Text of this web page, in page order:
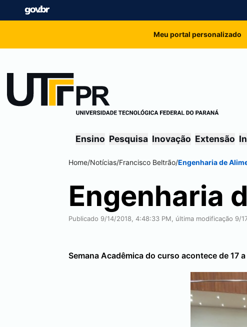
Meu portal personalizado
Ensino Pesquisa Inovação Extensão
Home/Notícias/Francisco Beltrão/Engenharia de
Engenharia
Publicado 9/14/2018, 4:48:33 PM, última modificação 9/
Semana Acadêmica do curso acontece de 17